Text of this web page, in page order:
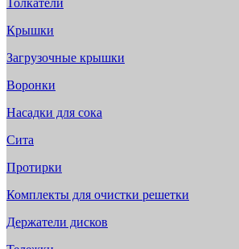
Толкатели
Крышки
Загрузочные крышки
Воронки
Насадки для сока
Сита
Протирки
Комплекты для очистки решетки
Держатели дисков